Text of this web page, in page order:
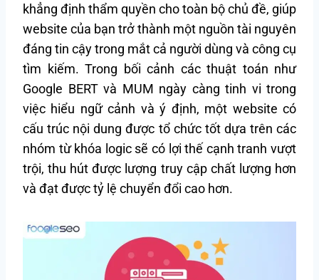
khẳng định thẩm quyền cho toàn bộ chủ đề, giúp
website của bạn trở thành một nguồn tài nguyên
đáng tin cậy trong mắt cả người dùng và công cụ
tìm kiếm. Trong bối cảnh các thuật toán như
Google BERT và MUM ngày càng tinh vi trong
việc hiểu ngữ cảnh và ý định, một website có
cấu trúc nội dung được tổ chức tốt dựa trên các
nhóm từ khóa logic sẽ có lợi thế cạnh tranh vượt
trội, thu hút được lượng truy cập chất lượng hơn
và đạt được tỷ lệ chuyển đổi cao hơn.